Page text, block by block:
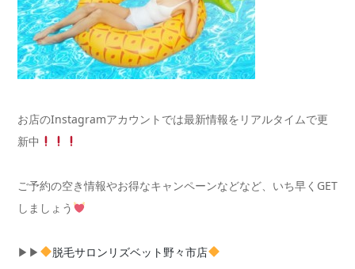
お店のInstagramアカウントでは最新情報をリアルタイムで更
新中
ご予約の空き情報やお得なキャンペーンなどなど、いち早くGET
しましょう
▶︎▶︎ 脱毛サロンリズベット野々市店